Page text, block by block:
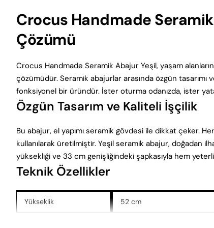
Crocus Handmade
Çözümü
Crocus Handmade Seramik Abajur Yeşil, yaşam
çözümüdür. Seramik abajurlar arasında özgün
fonksiyonel bir üründür. İster oturma odanızda, ister
Özgün Tasarım ve Kaliteli İşçilik
Bu abajur, el yapımı seramik gövdesi ile dikkat çeker.
kullanılarak üretilmiştir. Yeşil seramik abajur, doğadan
yüksekliği ve 33 cm genişliğindeki şapkasıyla hem
Teknik Özellikler
Yükseklik 52 cm